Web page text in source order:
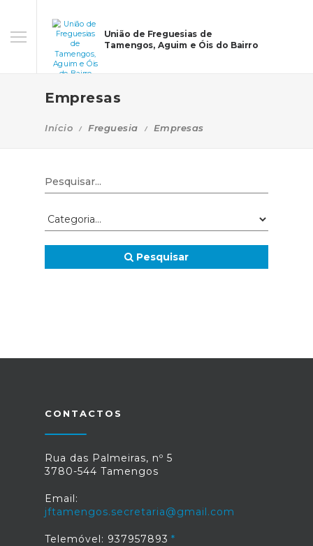
União de Freguesias de
Tamengos, Aguim e Óis do Bairro
Empresas
Início Freguesia Empresas
Pesquisar
CONTACTOS
Rua das Palmeiras, nº 5
3780-544 Tamengos
Email:
jftamengos.secretaria@gmail.com
Telemóvel: 937957893